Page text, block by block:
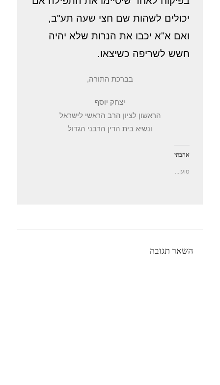
יכולים לשהות שם חצי שעה תע"ב,
ואם א"א יכבו את הנרות שלא יהיה
חשש לשריפה כשיצאו.
בברכת התורה,
יצחק יוסף
הראשון לציון הרב הראשי לישראל
ונשיא בית הדין הרבני הגדול
אהבתי
טוען...
השאר תגובה